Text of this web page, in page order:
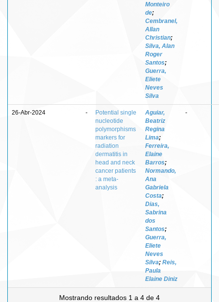
Monteiro
de;
Cembranel,
Allan
Christian;
Silva, Alan
Roger
Santos;
Guerra,
Eliete
Neves
Silva
26-Abr-2024 -
Potential single
nucleotide
polymorphisms
markers for
radiation
dermatitis in
head and neck
cancer patients
: a meta-
analysis
Aguiar,
Beatriz
Regina
Lima;
Ferreira,
Elaine
Barros;
Normando,
Ana
Gabriela
Costa;
Dias,
Sabrina
dos
Santos;
Guerra,
Eliete
Neves
Silva; Reis,
Paula
Elaine Diniz
-
Mostrando resultados 1 a 4 de 4